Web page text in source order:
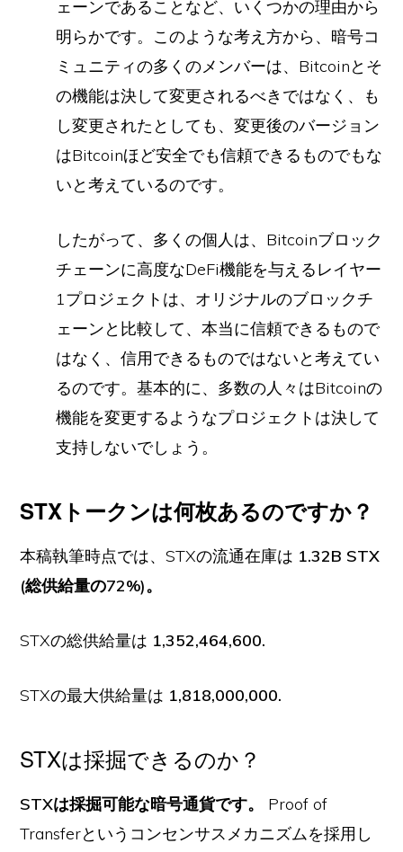
ェーンであることなど、いくつかの理由から
明らかです。このような考え方から、暗号コ
ミュニティの多くのメンバーは、Bitcoinとそ
の機能は決して変更されるべきではなく、も
し変更されたとしても、変更後のバージョン
はBitcoinほど安全でも信頼できるものでもな
いと考えているのです。
したがって、多くの個人は、Bitcoinブロック
チェーンに高度なDeFi機能を与えるレイヤー
1プロジェクトは、オリジナルのブロックチ
ェーンと比較して、本当に信頼できるもので
はなく、信用できるものではないと考えてい
るのです。基本的に、多数の人々はBitcoinの
機能を変更するようなプロジェクトは決して
支持しないでしょう。
STXトークンは何枚あるのですか？
本稿執筆時点では、STXの流通在庫は 1.32B STX
(総供給量の72%)。
STXの総供給量は 1,352,464,600.
STXの最大供給量は 1,818,000,000.
STXは採掘できるのか？
STXは採掘可能な暗号通貨です。 Proof of
Transferというコンセンサスメカニズムを採用し